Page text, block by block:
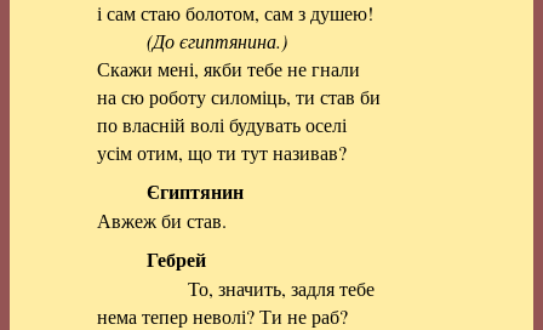
і сам стаю болотом, сам з душею!
(До єгиптянина.)
Скажи мені, якби тебе не гнали
на сю роботу силоміць, ти став би
по власній волі будувать оселі
усім отим, що ти тут називав?
Єгиптянин
Авжеж би став.
Гебрей
То, значить, задля тебе
нема тепер неволі? Ти не раб?